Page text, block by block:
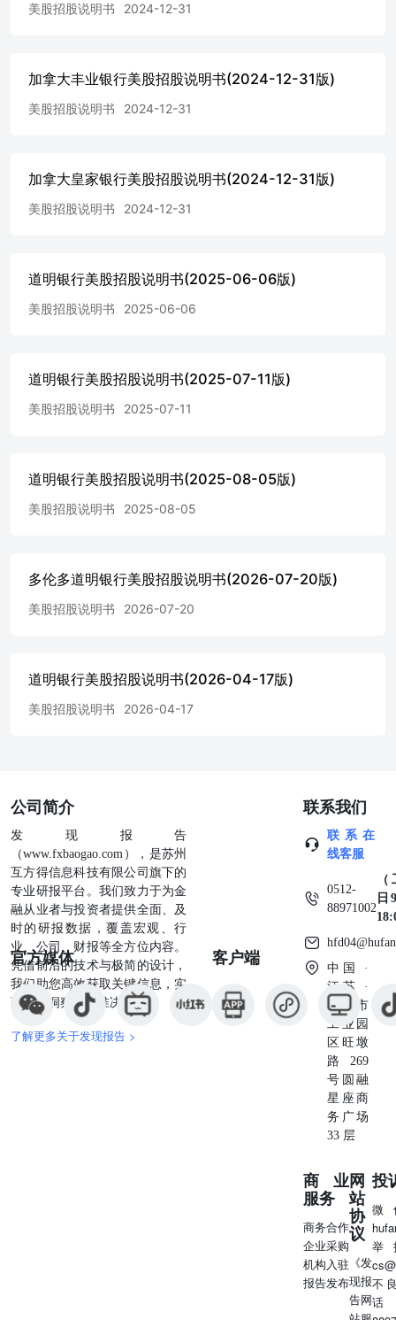
们信用风险的影响。 The Notes 不保证支付任何Contingent
非抵押的，并且不是银行的储蓄账户或存款凭证。这些债券
未得到加拿大存款保险公司、美国联邦存款保险公司或加拿
参见本定价补充材料第P-7页开始的“额外风险因
日）”第PS-7页开始的“与这些工具相关的额外风险因素”，
管机构 has approved or disapproved of these Notes or
determined that this pricing supplement, the product supplement
or the prospectus is truthful or complete. 任何与此相反的陈述
日期（Pricing Date）确定您的债券条款时，预计每张债券
的价值将在930.00美元至960.00美元之间，如“附加风险因素
——与估计价值和流动性相关的风险”部分（从第8页开始）
利息障碍 notes，基于美光科技股份有限公司普通股。到期
到定价补充材料、产品补充材料和招股说明书所载更详细信
值日）推迟，相应的条件利息支付日（或到期日）也将相应
推迟，以保持这些日期之间原有的工作日数量不变。 投资
而我们以现金支付相应金额时投资者本应收到的款项。TD
此定价补充文件与 Prospectus 以及产品补充文件 MLN-ES-
现任何冲突，以下层级顺序将适用：首先为本定价补充文
件；其次为产品补充文件；最后为 Prospectus。The Notes
differ from the terms described in the productsupplement in
several important aspects. You should read this pricing
supplement carefully. 这份定价补充文件，连同下方列出的文
件，包含了债券条款并取代了所有先前或同时的口头声明以
及任何其他书面材料，包括初步或指示性价格条款、信函、
交易理念、实施结构、样本结构、宣传册或其他教育材料。
您应仔细考虑此处“额外风险因素”、“与债券相关的额外风
险因素”以及“风险因素”部分中提到的事项，因为债券涉及
与传统债务证券无关的风险。我们建议您咨询投资、法律、
税务、会计及其他方面的专家以了解投资债券的相关事宜。
您可以通过以下方式在SEC网站（www.sec.gov）上访问这
些文件（或者如果该网址有所更改，请查阅相关日期的我们
的提交文件于SEC网站上）： 招股说明书日期为 2022 年 3
月 4 日 ：http: / / www. sec. gov / Archives / edgar / data /
947263 / 000119312522066245 / d203088d424b3. 我们在发行
前保留更改条款或拒绝任何购买提议的权利。若对债券条款
进行任何变更，我们将通知您，并要求您在购买时接受这些
能拒绝您的购买提议。TD 证券 (美国) 有限责任公司P-6htm
产品补充 MLN - ES - ETF - 1 日期为 2022 年 3 月 4 日 ：
http: / / www. sec. gov / Archives / edgar / data / 947263 /
000114036122008015 / brhc10034640 _ 424b3. htm我们的中
央索引键（Central Index Key，CIK）在SEC网站上的编号为
0000947263。在此定价补充材料中，“银行”、“我们”、“我
们公司”或“本公司”指的是多伦多 Dominion 银行及其子公
司。 其他风险因素 这些说明涉及与传统债务证券投资无关
美股招股说明书 2024-12-31
加拿大丰业银行美股招股说明书(2024-12-31版)
美股招股说明书 2024-12-31
加拿大皇家银行美股招股说明书(2024-12-31版)
美股招股说明书 2024-12-31
道明银行美股招股说明书(2025-06-06版)
美股招股说明书 2025-06-06
道明银行美股招股说明书(2025-07-11版)
美股招股说明书 2025-07-11
道明银行美股招股说明书(2025-08-05版)
美股招股说明书 2025-08-05
多伦多道明银行美股招股说明书(2026-07-20版)
美股招股说明书 2026-07-20
道明银行美股招股说明书(2026-04-17版)
美股招股说明书 2026-04-17
公司简介
发现报告
（www.fxbaogao.com），是苏州
互方得信息科技有限公司旗下的
专业研报平台。我们致力于为金
融从业者与投资者提供全面、及
时的研报数据，覆盖宏观、行
业、公司、财报等全方位内容。
凭借前沿的技术与极简的设计，
我们助您高效获取关键信息，实
现深度洞察与精准决策。
了解更多关于发现报告 >
官方媒体 客户端
联系我们
联系在
线客服
0512-
88971002
日
中国 ·
江苏 ·
苏州市
工业园
区旺墩
路269
号圆融
星座商
务广场
33 层
商业
服务
商务合作
企业采购
机构入驻
报告发布
网
站
协
议
《发
现报
告网
投
微
举
不